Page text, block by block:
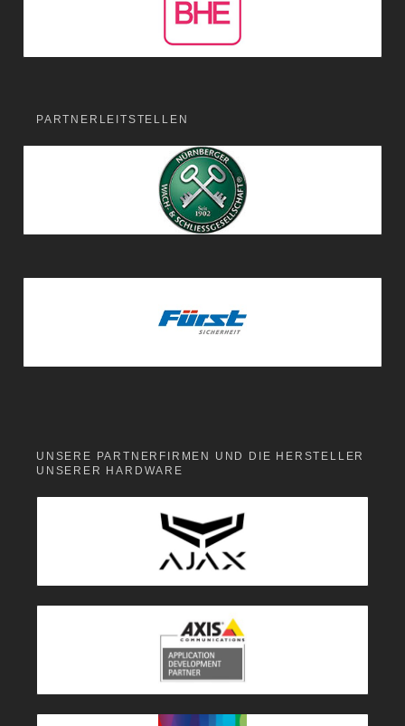
PARTNERLEITSTELLEN
UNSERE PARTNERFIRMEN UND DIE HERSTELLER
UNSERER HARDWARE